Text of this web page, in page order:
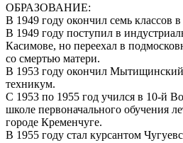
ОБРАЗОВАНИЕ:
В 1949 году окончил семь классов
В 1949 году поступил в
Касимове, но переехал в
со смертью матери.
В 1953 году окончил
техникум.
С 1953 по 1955 год учился в 10-й
школе первоначального
городе Кременчуге.
В 1955 году стал курсантом